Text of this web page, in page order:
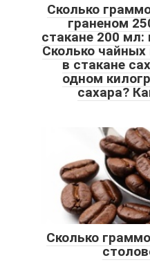
Сколько
граненом
стакане 200 мл:
Сколько
в стакане
одном
сахара?
Сколько